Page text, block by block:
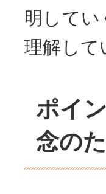
明して
理解して
ポイ
念の